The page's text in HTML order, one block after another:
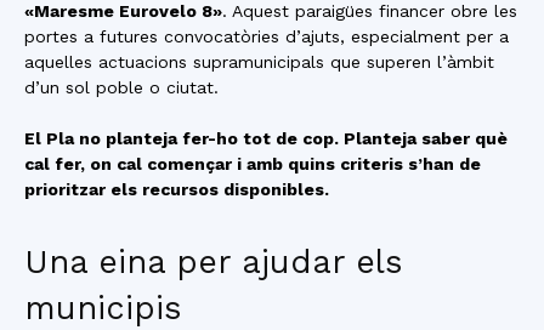
«Maresme Eurovelo 8». Aquest paraigües financer obre les
portes a futures convocatòries d’ajuts, especialment per a
aquelles actuacions supramunicipals que superen l’àmbit
d’un sol poble o ciutat.
El Pla no planteja fer-ho tot de cop. Planteja saber què
cal fer, on cal començar i amb quins criteris s’han de
prioritzar els recursos disponibles.
Una eina per ajudar els
municipis